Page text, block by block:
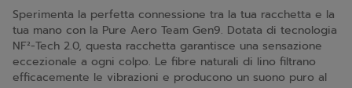
Sperimenta la perfetta connessione tra la tua racchetta e la
tua mano con la Pure Aero Team Gen9. Dotata di tecnologia
NF²-Tech 2.0, questa racchetta garantisce una sensazione
eccezionale a ogni colpo. Le fibre naturali di lino filtrano
efficacemente le vibrazioni e producono un suono puro al